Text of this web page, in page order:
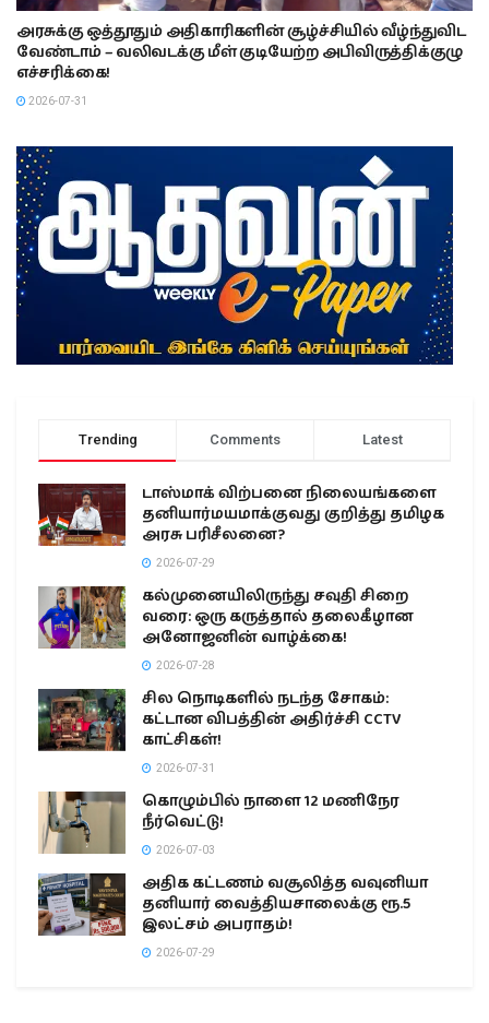
அரசுக்கு ஒத்தூதும் அதிகாரிகளின் சூழ்ச்சியில் வீழ்ந்துவிட
வேண்டாம் – வலிவடக்கு மீள் குடியேற்ற அபிவிருத்திக்குழு
எச்சரிக்கை!
2026-07-31
Trending Comments Latest
டாஸ்மாக் விற்பனை நிலையங்களை
தனியார்மயமாக்குவது குறித்து தமிழக
அரசு பரிசீலனை?
2026-07-29
கல்முனையிலிருந்து சவுதி சிறை
வரை: ஒரு கருத்தால் தலைகீழான
அனோஜனின் வாழ்க்கை!
2026-07-28
சில நொடிகளில் நடந்த சோகம்:
கட்டான விபத்தின் அதிர்ச்சி CCTV
காட்சிகள்!
2026-07-31
கொழும்பில் நாளை 12 மணிநேர
நீர்வெட்டு!
2026-07-03
அதிக கட்டணம் வசூலித்த வவுனியா
தனியார் வைத்தியசாலைக்கு ரூ.5
இலட்சம் அபராதம்!
2026-07-29